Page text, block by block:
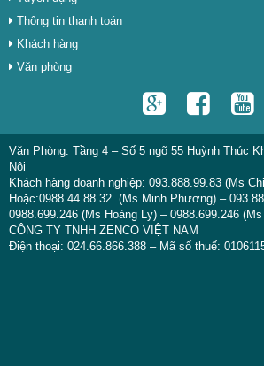
Thông tin thanh toán
Khách hàng
Văn phòng
Văn Phòng: Tầng 4 – Số 5 ngõ 55 Huỳnh Thúc
Nội
Khách hàng doanh nghiệp: 093.888.99.83 (Ms
Hoặc:0988.44.88.32 (Ms Minh Phương) –
0988.699.246 (Ms Hoàng Ly) – 0988.699.246
CÔNG TY TNHH ZENCO VIỆT NAM
Điện thoại: 024.66.866.388 – Mã số thuế: